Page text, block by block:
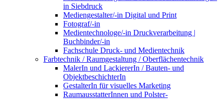
in Siebdruck
Mediengestalter/-in Digital und Print
Fotograf/-in
Medientechnologe/-in Druckverarbeitung |
Buchbinder/-in
Fachschule Druck- und Medientechnik
Farbtechnik / Raumgestaltung / Oberflächentechnik
MalerIn und LackiererIn / Bauten- und
ObjektbeschichterIn
GestalterIn für visuelles Marketing
RaumausstatterInnen und Polster-